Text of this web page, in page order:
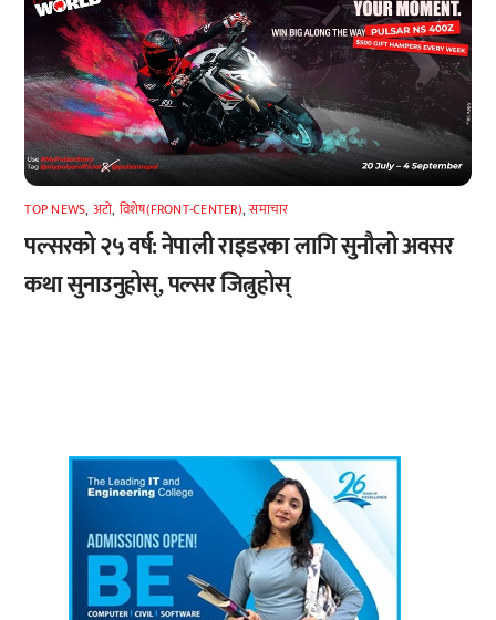
TOP NEWS, अटाे, विशेष(FRONT-CENTER),समाचार
पल्सरको २५ वर्ष: नेपाली राइडरका लागि सुनौलो अवसर
कथा सुनाउनुहोस्, पल्सर जित्नुहोस्